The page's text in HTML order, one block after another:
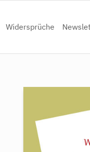
Widersprüche